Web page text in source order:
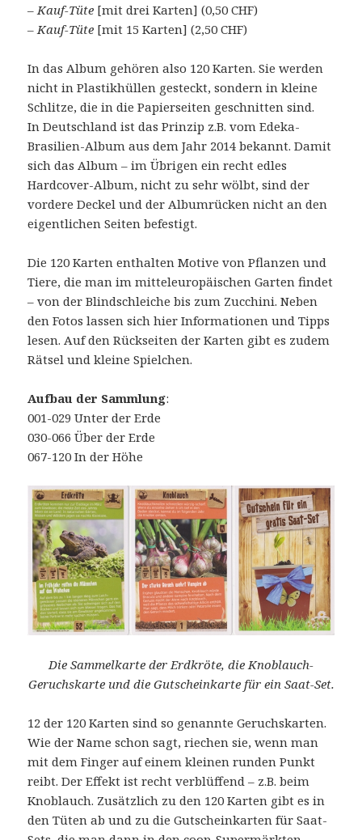
–Kauf-Tüte [mit drei Karten] (0,50 CHF)
–Kauf-Tüte [mit 15 Karten] (2,50 CHF)
In das Album gehören also 120 Karten. Sie werden
nicht in Plastikhüllen gesteckt, sondern in kleine
Schlitze, die in die Papierseiten geschnitten sind.
In Deutschland ist das Prinzip z.B. vom Edeka-
Brasilien-Album aus dem Jahr 2014 bekannt. Damit
sich das Album – im Übrigen ein recht edles
Hardcover-Album, nicht zu sehr wölbt, sind der
vordere Deckel und der Albumrücken nicht an den
eigentlichen Seiten befestigt.
Die 120 Karten enthalten Motive von Pflanzen und
Tiere, die man im mitteleuropäischen Garten findet
– von der Blindschleiche bis zum Zucchini. Neben
den Fotos lassen sich hier Informationen und Tipps
lesen. Auf den Rückseiten der Karten gibt es zudem
Rätsel und kleine Spielchen.
Aufbau der Sammlung:
001-029 Unter der Erde
030-066 Über der Erde
067-120 In der Höhe
Die Sammelkarte der Erdkröte, die Knoblauch-
Geruchskarte und die Gutscheinkarte für ein Saat-Set.
12 der 120 Karten sind so genannte Geruchskarten.
Wie der Name schon sagt, riechen sie, wenn man
mit dem Finger auf einem kleinen runden Punkt
reibt. Der Effekt ist recht verblüffend – z.B. beim
Knoblauch. Zusätzlich zu den 120 Karten gibt es in
den Tüten ab und zu die Gutscheinkarten für Saat-